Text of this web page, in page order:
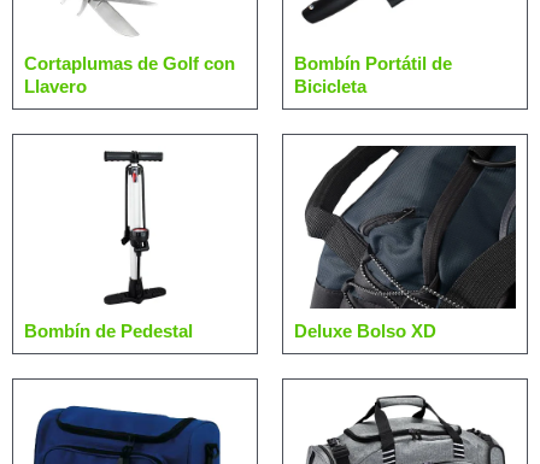
Cortaplumas de Golf con
Llavero
Bombín Portátil de
Bicicleta
Bombín de Pedestal Deluxe Bolso XD